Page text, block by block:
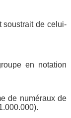
soustrait de celui-
en notation
de numéraux de